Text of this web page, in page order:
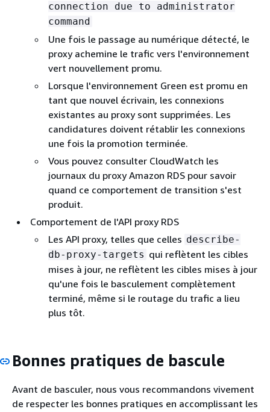
connection due to administrator
command
Une fois le passage au numérique détecté, le
proxy achemine le trafic vers l'environnement
vert nouvellement promu.
Lorsque l'environnement Green est promu en
tant que nouvel écrivain, les connexions
existantes au proxy sont supprimées. Les
candidatures doivent rétablir les connexions
une fois la promotion terminée.
Vous pouvez consulter CloudWatch les
journaux du proxy Amazon RDS pour savoir
quand ce comportement de transition s'est
produit.
Comportement de l'API proxy RDS
Les API proxy, telles que celles describe-
db-proxy-targets qui reflètent les cibles
mises à jour, ne reflètent les cibles mises à jour
qu'une fois le basculement complètement
terminé, même si le routage du trafic a lieu
plus tôt.
Bonnes pratiques de bascule
Avant de basculer, nous vous recommandons vivement
de respecter les bonnes pratiques en accomplissant les